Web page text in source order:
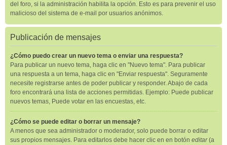
del foro, si la administración habilita la opción. Esto es para prevenir el uso
malicioso del sistema de e-mail por usuarios anónimos.
Publicación de mensajes
¿Cómo puedo crear un nuevo tema o enviar una respuesta?
Para publicar un nuevo tema, haga clic en "Nuevo tema". Para publicar
una respuesta a un tema, haga clic en "Enviar respuesta". Seguramente
necesite registrarse antes de poder publicar y responder. Abajo de cada
foro encontrará una lista de acciones permitidas. Ejemplo: Puede publicar
nuevos temas, Puede votar en las encuestas, etc.
¿Cómo se puede editar o borrar un mensaje?
A menos que sea administrador o moderador, solo puede borrar o editar
sus propios mensajes. Para editarlos debe hacer clic en en botón editar(a